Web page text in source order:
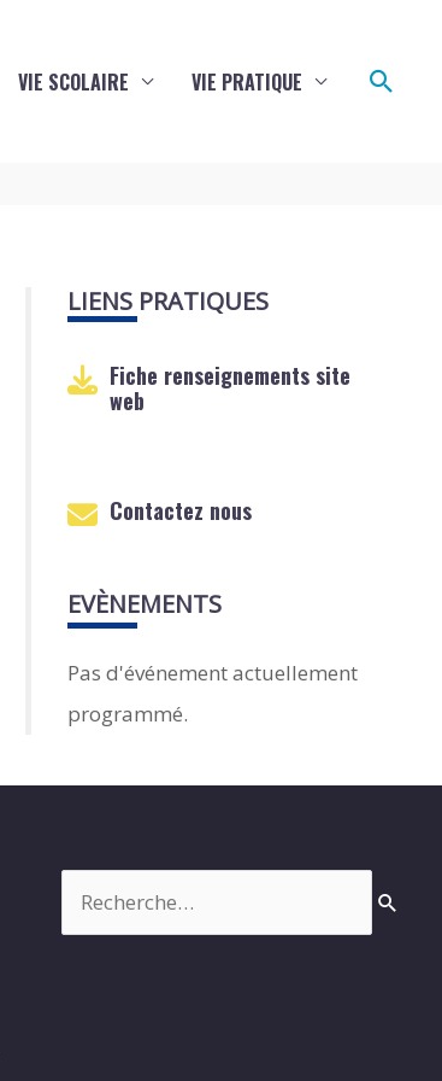
VIE SCOLAIRE VIE PRATIQUE
LIENS PRATIQUES
Fiche renseignements site
web
Contactez nous
EVÈNEMENTS
Pas d'événement actuellement
programmé.